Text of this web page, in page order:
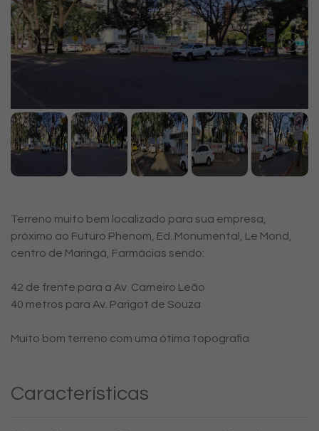
Terreno muito bem localizado para sua empresa,
próximo ao Futuro Phenom, Ed. Monumental, Le Mond,
centro de Maringá, Farmácias sendo:
42 de frente para a Av. Carneiro Leão
40 metros para Av. Parigot de Souza
Muito bom terreno com uma ótima topografia
Características